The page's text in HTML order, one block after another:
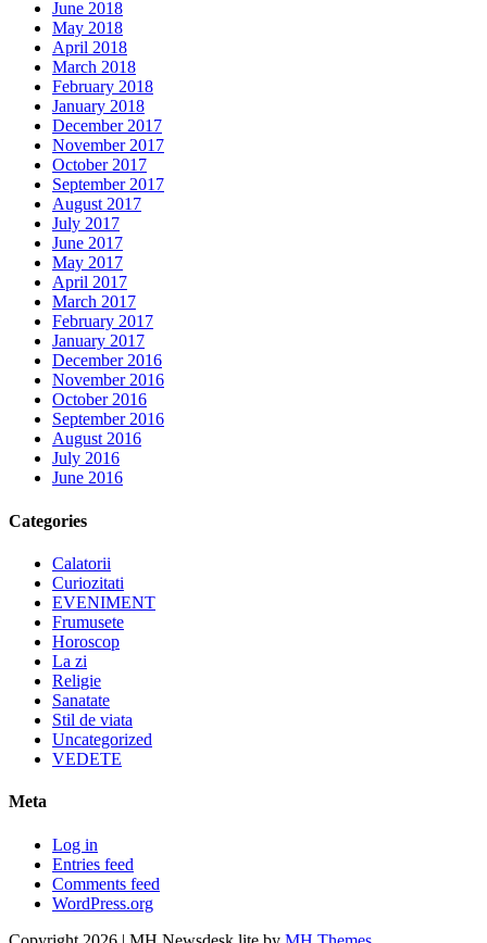
June 2018
May 2018
April 2018
March 2018
February 2018
January 2018
December 2017
November 2017
October 2017
September 2017
August 2017
July 2017
June 2017
May 2017
April 2017
March 2017
February 2017
January 2017
December 2016
November 2016
October 2016
September 2016
August 2016
July 2016
June 2016
Categories
Calatorii
Curiozitati
EVENIMENT
Frumusete
Horoscop
La zi
Religie
Sanatate
Stil de viata
Uncategorized
VEDETE
Meta
Log in
Entries feed
Comments feed
WordPress.org